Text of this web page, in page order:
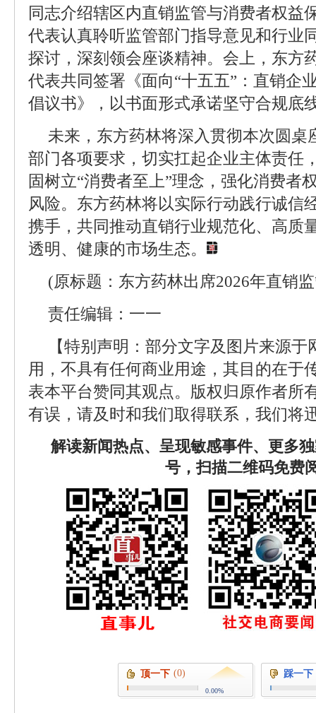
同志介绍辖区内直销监管与消费者权益
代表认真聆听监管部门指导意见和行业
探讨，深刻领会座谈精神。会上，东方
代表共同签署《面向“十五五”：直销企
倡议书》，以书面形式承诺坚守合规底
未来，东方药林将深入贯彻本次圆桌
部门各项要求，切实扛起企业主体责任
固树立“消费者至上”理念，强化消费者
风险。东方药林将以实际行动践行诚信
携手，共同推动直销行业规范化、高质
透明、健康的市场生态。
(原标题：东方药林出席2026年直销
责任编辑：一一
【特别声明：部分文字及图片来源
用，不具有任何商业用途，其目的在于
表本平台赞同其观点。版权归原作者所
有误，请及时和我们取得联系，我们将
解读新闻热点、呈现敏感事件、更多
号，扫描二维码免费
顶一下 (0)
0.00%
踩一下